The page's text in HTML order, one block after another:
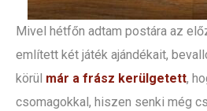
Mivel hétfőn adtam postára az
említett két játék ajándékait,
körül már a frász kerülgetett,
csomagokkal, hiszen senki még